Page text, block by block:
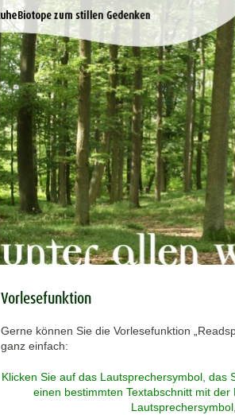
Vorlesefunktion
Gerne können Sie die Vorlesefunktion
ganz einfach:
Klicken Sie auf das Lautsprechersymbol, das
einen bestimmten Textabschnitt mit der
Lautsprechersymbol,